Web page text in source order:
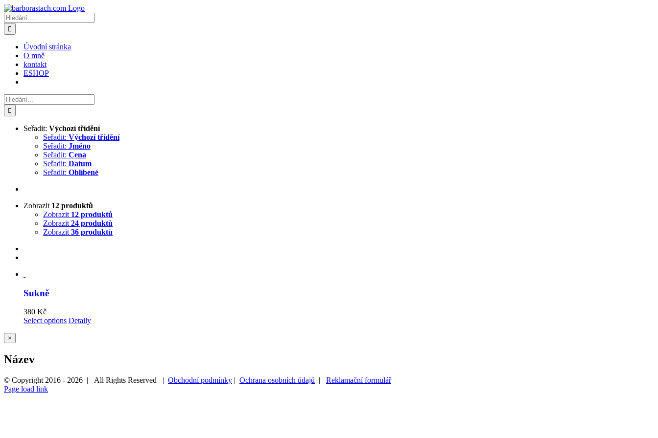
Přeskočit
na
obsah
Hledat:
Úvodní stránka
O mně
kontakt
ESHOP
Hledat:
Seřadit: Výchozí třídění
Seřadit: Výchozí třídění
Seřadit: Jméno
Seřadit: Cena
Seřadit: Datum
Seřadit: Oblíbené
Zobrazit 12 produktů
Zobrazit 12 produktů
Zobrazit 24 produktů
Zobrazit 36 produktů
Sukně
380 Kč
Select options Detaily
Zavřít
Rychlé
produktu
×
Název
© Copyright 2016 - 2026 | All Rights Reserved | Obchodní podmínky | Ochrana osobních údajů | Reklamační formulář
Page load link